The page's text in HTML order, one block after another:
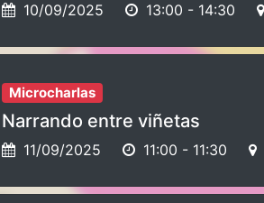
10/09/2025 13:00 - 14:30
Microcharlas
Narrando entre viñetas
11/09/2025 11:00 - 11:30